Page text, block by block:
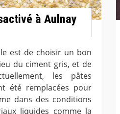
à Aulnay
est de choisir un bon
du ciment gris, et de
les pâtes
été remplacées pour
dans des conditions
liquides comme la